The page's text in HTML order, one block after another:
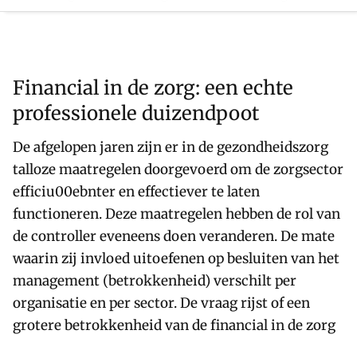
Financial in de zorg: een echte
professionele duizendpoot
De afgelopen jaren zijn er in de gezondheidszorg
talloze maatregelen doorgevoerd om de zorgsector
efficiu00ebnter en effectiever te laten
functioneren. Deze maatregelen hebben de rol van
de controller eveneens doen veranderen. De mate
waarin zij invloed uitoefenen op besluiten van het
management (betrokkenheid) verschilt per
organisatie en per sector. De vraag rijst of een
grotere betrokkenheid van de financial in de zorg